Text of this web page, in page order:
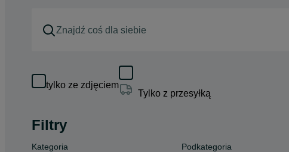
tylko ze zdjęciem
Tylko z przesyłką
Filtry
Kategoria Podkategoria